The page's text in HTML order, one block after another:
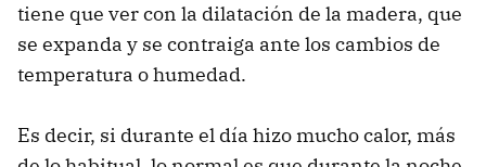
tiene que ver con la dilatación de la madera, que
se expanda y se contraiga ante los cambios de
temperatura o humedad.
Es decir, si durante el día hizo mucho calor, más